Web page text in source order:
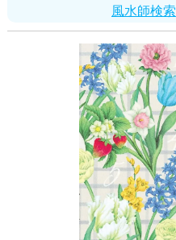
風水師検索